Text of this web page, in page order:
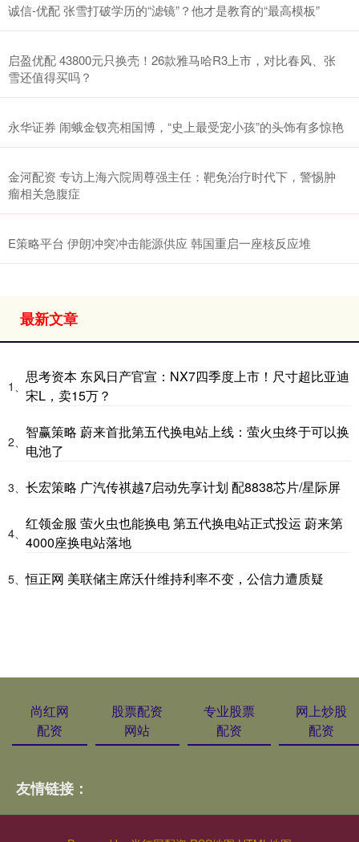
诚信-优配 张雪打破学历的“滤镜”？他才是教育的“最高模板”
启盈优配 43800元只换壳！26款雅马哈R3上市，对比春风、张
雪还值得买吗？
永华证券 闹蛾金钗亮相国博，“史上最受宠小孩”的头饰有多惊艳
金河配资 专访上海六院周尊强主任：靶免治疗时代下，警惕肿
瘤相关急腹症
E策略平台 伊朗冲突冲击能源供应 韩国重启一座核反应堆
最新文章
1、
思考资本 东风日产官宣：NX7四季度上市！尺寸超比亚迪
宋L，卖15万？
2、
智赢策略 蔚来首批第五代换电站上线：萤火虫终于可以换
电池了
3、 长宏策略 广汽传祺越7启动先享计划 配8838芯片/星际屏
4、
红领金服 萤火虫也能换电 第五代换电站正式投运 蔚来第
4000座换电站落地
5、恒正网 美联储主席沃什维持利率不变，公信力遭质疑
尚红网
配资
股票配资
网站
专业股票
配资
网上炒股
配资
友情链接：